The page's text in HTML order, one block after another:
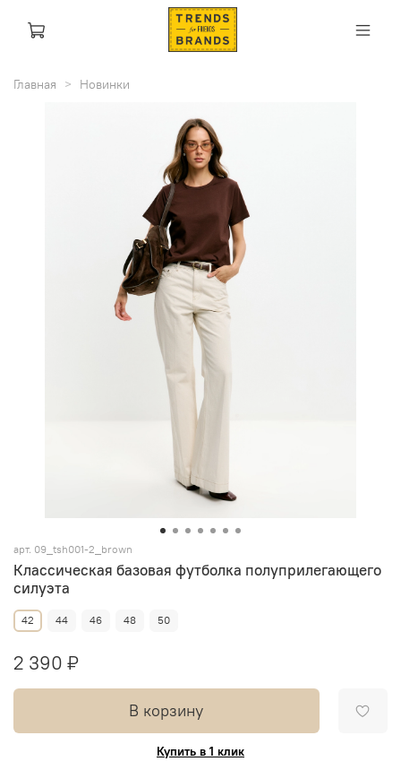
Главная Новинки
арт. 09_tsh001-2_brown
Классическая базовая футболка полуприлегающего
силуэта
42 44 46 48 50
2 390 ₽
В корзину
Купить в 1 клик